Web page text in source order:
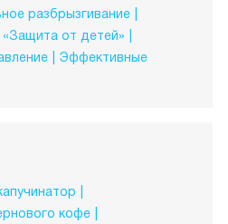
разбрызгивание
от детей»
Эффективные
кофе